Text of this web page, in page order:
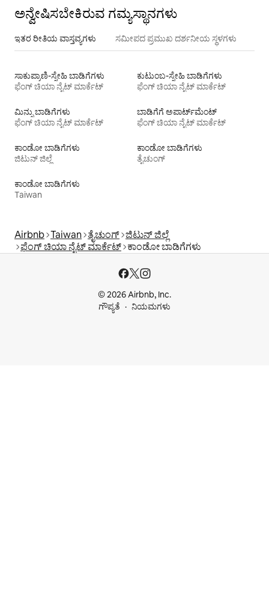
ಅನ್ವೇಷಿಸಬೇಕಿರುವ ಗಮ್ಯಸ್ಥಾನಗಳು
ಇತರ ರೀತಿಯ ವಾಸ್ತವ್ಯಗಳು ಸಮೀಪದ ಪ್ರಮುಖ ದರ್ಶನೀಯ ಸ್ಥಳಗಳು
ಸಾಕುಪ್ರಾಣಿ-ಸ್ನೇಹಿ ಬಾಡಿಗೆಗಳು
ಫೆಂಗ್ ಚಿಯಾ ನೈಟ್ ಮಾರ್ಕೆಟ್
ಕುಟುಂಬ-ಸ್ನೇಹಿ ಬಾಡಿಗೆಗಳು
ಫೆಂಗ್ ಚಿಯಾ ನೈಟ್ ಮಾರ್ಕೆಟ್
ಮಿನ್ಸು ಬಾಡಿಗೆಗಳು
ಫೆಂಗ್ ಚಿಯಾ ನೈಟ್ ಮಾರ್ಕೆಟ್
ಬಾಡಿಗೆಗೆ ಅಪಾರ್ಟ್‌ಮೆಂಟ್‌
ಫೆಂಗ್ ಚಿಯಾ ನೈಟ್ ಮಾರ್ಕೆಟ್
ಕಾಂಡೋ ಬಾಡಿಗೆಗಳು
ಜಿಟುನ್ ಜಿಲ್ಲೆ
ಕಾಂಡೋ ಬಾಡಿಗೆಗಳು
ತೈಚುಂಗ್
ಕಾಂಡೋ ಬಾಡಿಗೆಗಳು
Taiwan
Airbnb Taiwan ತೈಚುಂಗ್ ಜಿಟುನ್ ಜಿಲ್ಲೆ
ಫೆಂಗ್ ಚಿಯಾ ನೈಟ್ ಮಾರ್ಕೆಟ್ ಕಾಂಡೋ ಬಾಡಿಗೆಗಳು
© 2026 Airbnb, Inc.
ಗೌಪ್ಯತೆ
ನಿಯಮಗಳು